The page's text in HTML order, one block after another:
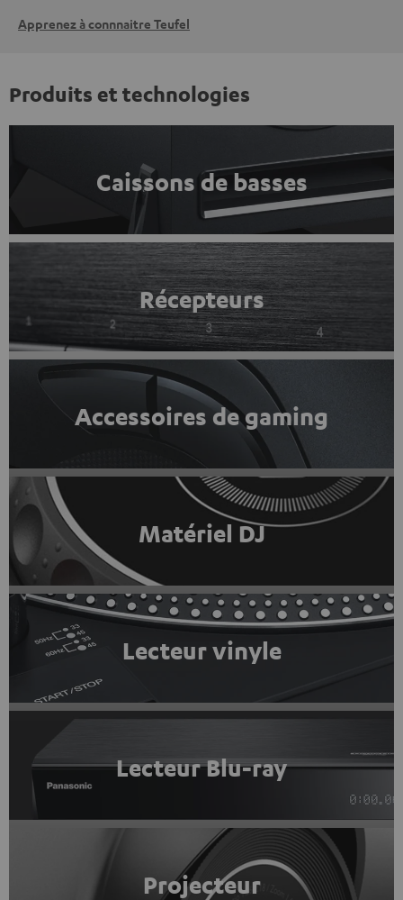
Apprenez à connnaitre Teufel
Produits et technologies
Caissons de basses
Récepteurs
Accessoires de gaming
Matériel DJ
Lecteur vinyle
Lecteur Blu-ray
Projecteur